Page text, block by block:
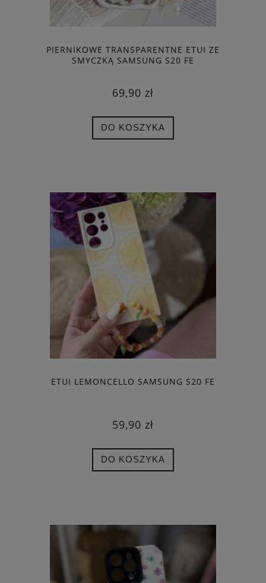
PIERNIKOWE TRANSPARENTNE ETUI ZE
SMYCZKĄ SAMSUNG S20 FE
69,90 zł
DO KOSZYKA
ETUI LEMONCELLO SAMSUNG S20 FE
59,90 zł
DO KOSZYKA